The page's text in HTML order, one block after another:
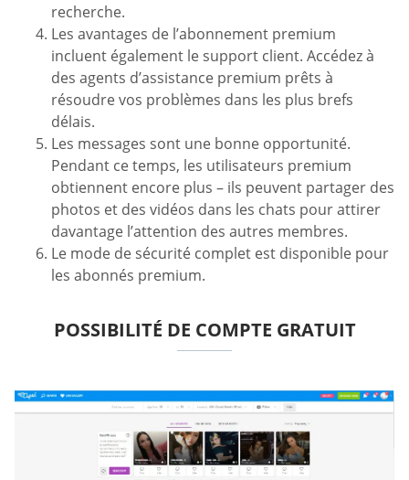
recherche.
Les avantages de l’abonnement premium
incluent également le support client. Accédez à
des agents d’assistance premium prêts à
résoudre vos problèmes dans les plus brefs
délais.
Les messages sont une bonne opportunité.
Pendant ce temps, les utilisateurs premium
obtiennent encore plus – ils peuvent partager des
photos et des vidéos dans les chats pour attirer
davantage l’attention des autres membres.
Le mode de sécurité complet est disponible pour
les abonnés premium.
POSSIBILITÉ DE COMPTE GRATUIT